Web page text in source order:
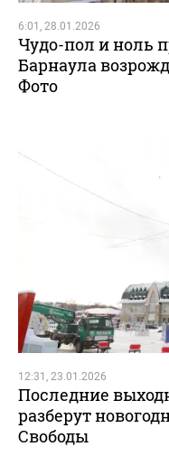
6:01, 28.01.2026
Чудо-пол и ноль
Барнаула
Фото
12:31, 23.01.2026
Последние
разберут
Свободы